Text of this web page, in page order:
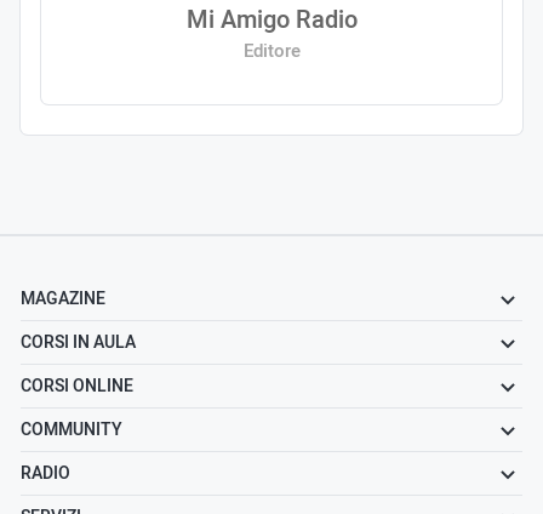
Mi Amigo Radio
Editore
MAGAZINE
CORSI IN AULA
CORSI ONLINE
COMMUNITY
RADIO